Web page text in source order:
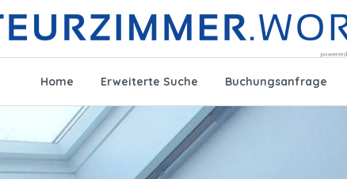
Home Erweiterte Suche Buchungsanfrage